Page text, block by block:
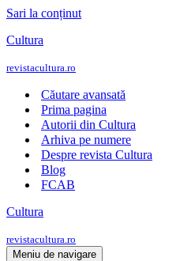
Sari la conținut
Cultura
revistacultura.ro
Căutare avansată
Prima pagina
Autorii din Cultura
Arhiva pe numere
Despre revista Cultura
Blog
FCAB
Cultura
revistacultura.ro
Meniu de navigare